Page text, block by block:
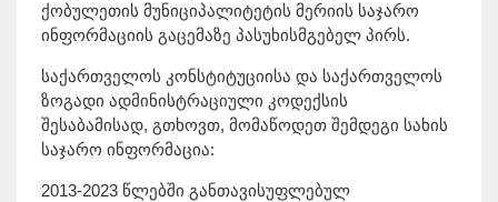
ქობულეთის მუნიციპალიტეტის მერიის საჯარო
ინფორმაციის გაცემაზე პასუხისმგებელ პირს.
საქართველოს კონსტიტუციისა და საქართველოს
ზოგადი ადმინისტრაციული კოდექსის
შესაბამისად, გთხოვთ, მომაწოდეთ შემდეგი სახის
საჯარო ინფორმაცია:
2013-2023 წლებში განთავისუფლებულ